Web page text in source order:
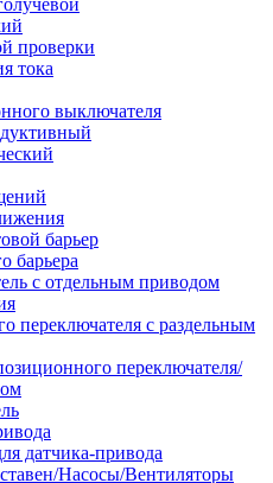
проверки
тока
выключателя
барьер
барьера
с отдельным приводом
переключателя с раздельным
переключателя/
датчика-привода